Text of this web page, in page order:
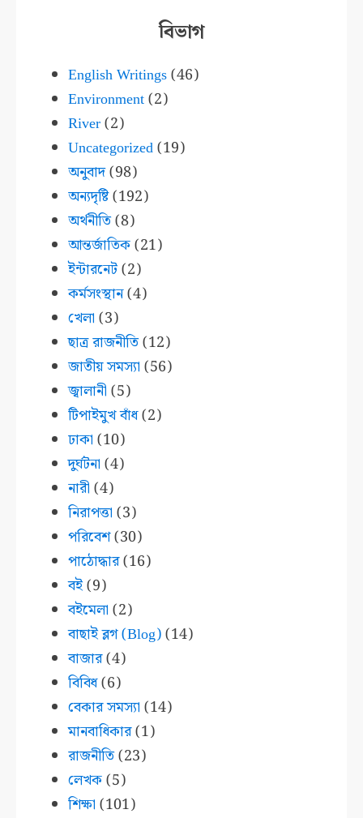
বিভাগ
English Writings(46)
Environment(2)
River(2)
Uncategorized(19)
অনুবাদ(98)
অন্যদৃষ্টি(192)
অর্থনীতি(8)
আন্তর্জাতিক(21)
ইন্টারনেট(2)
কর্মসংস্থান(4)
খেলা (3)
ছাত্র রাজনীতি(12)
জাতীয় সমস্যা (56)
জ্বালানী (5)
টিপাইমুখ বাঁধ(2)
ঢাকা (10)
দুর্ঘটনা (4)
নারী (4)
নিরাপত্তা (3)
পরিবেশ(30)
পাঠোদ্ধার(16)
বই(9)
বইমেলা (2)
বাছাই ব্লগ (Blog)(14)
বাজার(4)
বিবিধ(6)
বেকার সমস্যা (14)
মানবাধিকার(1)
রাজনীতি(23)
লেখক(5)
শিক্ষা (101)